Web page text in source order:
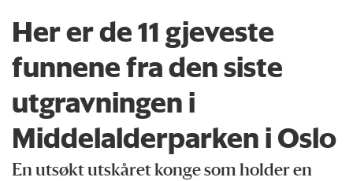
Her er de 11 gjeveste
funnene fra den siste
utgravningen i
Middelalder­parken i Oslo
En utsøkt utskåret konge som holder en